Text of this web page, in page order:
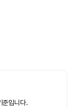
준입니다.